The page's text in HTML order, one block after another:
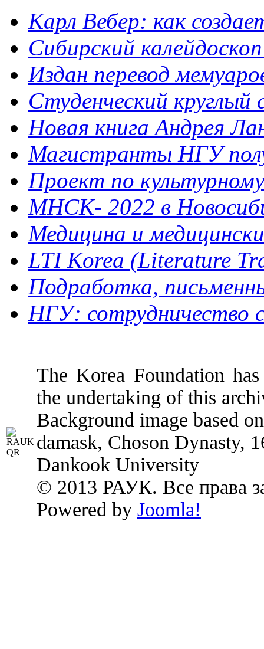
Карл Вебер: как
Сибирский
Издан перевод
Студенческий круглый
Новая книга Андрея
Магистранты НГУ
Проект по
МНСК- 2022 в
Медицина и
LTI Korea (Literature
Подработка,
НГУ: сотрудничество
The Korea Foundation
the undertaking of this
Background image based
damask, Choson Dynasty,
Dankook University
© 2013 РАУК. Все права
Powered by Joomla!